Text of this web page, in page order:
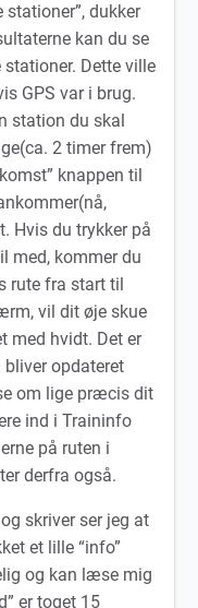
dukker
kan du se
Dette ville
GPS var i brug.
station du skal
2 timer frem)
knappen til
Hvis du trykker på
med, kommer du
rute fra start til
vil dit øje skue
med hvidt. Det er
bliver opdateret
om lige præcis dit
ind i Traininfo
på ruten i
derfra også.
skriver ser jeg at
et lille “info”
og kan læse mig
er toget 15